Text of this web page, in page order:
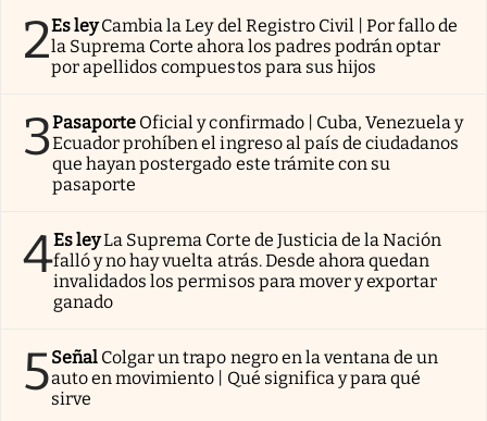
2Es ley Cambia la Ley del Registro Civil | Por fallo de
la Suprema Corte ahora los padres podrán optar
por apellidos compuestos para sus hijos
3Pasaporte Oficial y confirmado | Cuba, Venezuela y
Ecuador prohíben el ingreso al país de ciudadanos
que hayan postergado este trámite con su
pasaporte
4Es leyLa Suprema Corte de Justicia de la Nación
falló y no hay vuelta atrás. Desde ahora quedan
invalidados los permisos para mover y exportar
ganado
5Señal Colgar un trapo negro en la ventana de un
auto en movimiento | Qué significa y para qué
sirve